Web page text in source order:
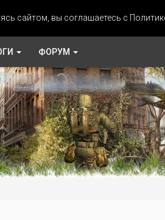
сайтом, вы соглашаетесь с
ФОРУМ